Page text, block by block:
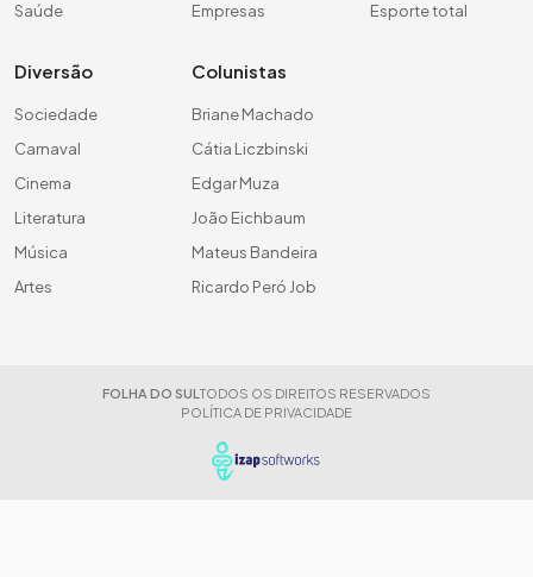
Saúde
Empresas
Esporte total
Diversão
Sociedade
Carnaval
Cinema
Literatura
Música
Artes
Colunistas
Briane Machado
Cátia Liczbinski
Edgar Muza
João Eichbaum
Mateus Bandeira
Ricardo Peró Job
FOLHA DO SUL TODOS OS DIREITOS RESERVADOS
POLÍTICA DE PRIVACIDADE